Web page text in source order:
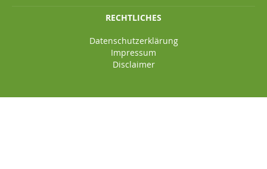
RECHTLICHES
Datenschutzerklärung
Impressum
Disclaimer